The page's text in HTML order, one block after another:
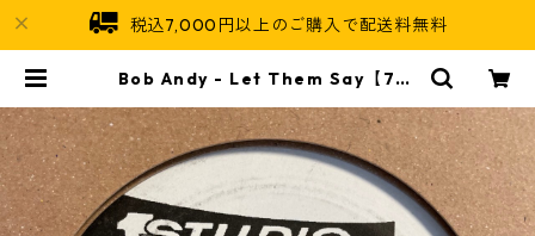
税込7,000円以上のご購入で配送料無料
Bob Andy - Let Them Say【7-2